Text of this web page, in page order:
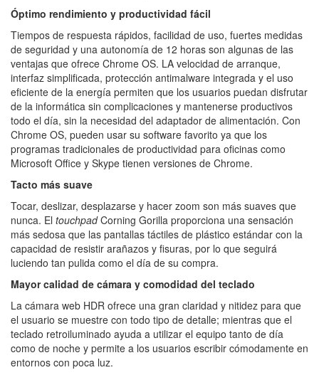
Óptimo rendimiento y productividad fácil
Tiempos de respuesta rápidos, facilidad de uso, fuertes medidas
de seguridad y una autonomía de 12 horas son algunas de las
ventajas que ofrece Chrome OS. LA velocidad de arranque,
interfaz simplificada, protección antimalware integrada y el uso
eficiente de la energía permiten que los usuarios puedan disfrutar
de la informática sin complicaciones y mantenerse productivos
todo el día, sin la necesidad del adaptador de alimentación. Con
Chrome OS, pueden usar su software favorito ya que los
programas tradicionales de productividad para oficinas como
Microsoft Office y Skype tienen versiones de Chrome.
Tacto más suave
Tocar, deslizar, desplazarse y hacer zoom son más suaves que
nunca. El touchpadCorning Gorilla proporciona una sensación
más sedosa que las pantallas táctiles de plástico estándar con la
capacidad de resistir arañazos y fisuras, por lo que seguirá
luciendo tan pulida como el día de su compra.
Mayor calidad de cámara y comodidad del teclado
La cámara web HDR ofrece una gran claridad y nitidez para que
el usuario se muestre con todo tipo de detalle; mientras que el
teclado retroiluminado ayuda a utilizar el equipo tanto de día
como de noche y permite a los usuarios escribir cómodamente en
entornos con poca luz.